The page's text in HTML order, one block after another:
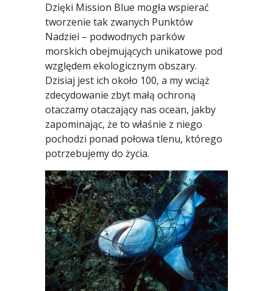
Dzięki Mission Blue mogła wspierać
tworzenie tak zwanych Punktów
Nadziei – podwodnych parków
morskich obejmujących unikatowe pod
względem ekologicznym obszary.
Dzisiaj jest ich około 100, a my wciąż
zdecydowanie zbyt małą ochroną
otaczamy otaczający nas ocean, jakby
zapominając, że to właśnie z niego
pochodzi ponad połowa tlenu, którego
potrzebujemy do życia.